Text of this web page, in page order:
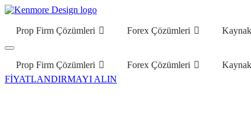
Prop Firm Çözümleri Forex Çözümleri
Prop Firm Çözümleri Forex Çözümleri
FİYATLANDIRMAYI ALIN